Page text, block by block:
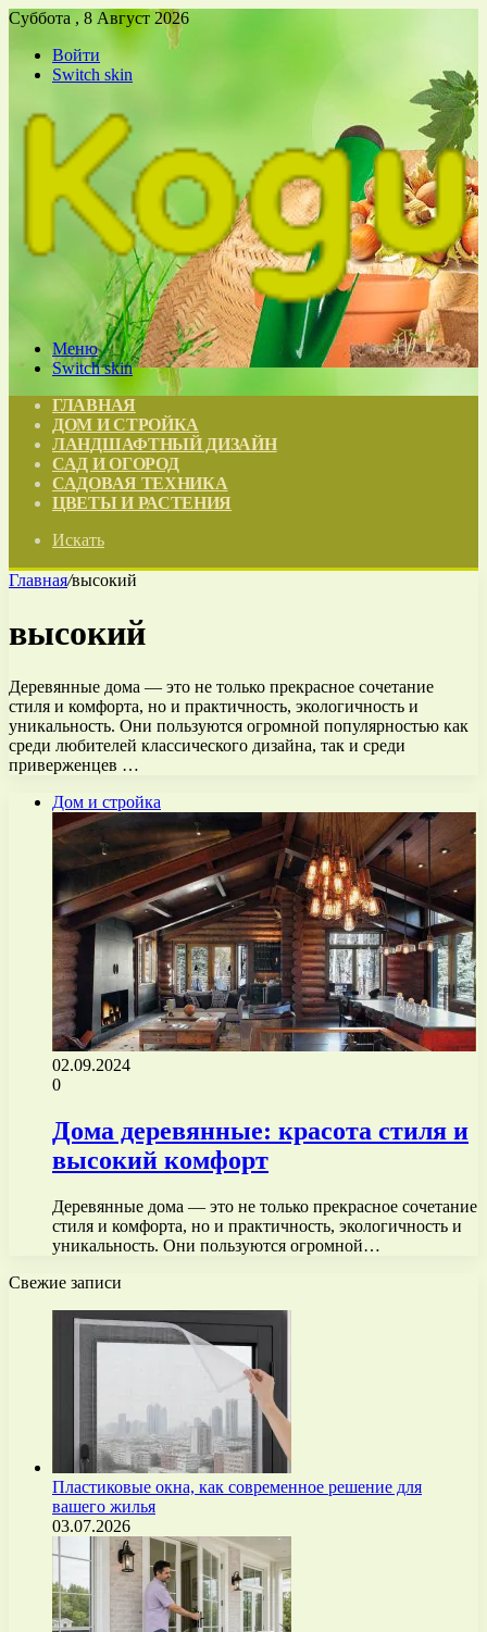
Суббота , 8 Август 2026
Войти
Switch skin
Меню
Switch skin
ГЛАВНАЯ
ДОМ И СТРОЙКА
ЛАНДШАФТНЫЙ ДИЗАЙН
САД И ОГОРОД
САДОВАЯ ТЕХНИКА
ЦВЕТЫ И РАСТЕНИЯ
Искать
Главная/высокий
высокий
Деревянные дома — это не только прекрасное сочетание
стиля и комфорта, но и практичность, экологичность и
уникальность. Они пользуются огромной популярностью как
среди любителей классического дизайна, так и среди
приверженцев …
Дом и стройка
02.09.2024
0
Дома деревянные: красота стиля и
высокий комфорт
Деревянные дома — это не только прекрасное сочетание
стиля и комфорта, но и практичность, экологичность и
уникальность. Они пользуются огромной…
Свежие записи
Пластиковые окна, как современное решение для
вашего жилья
03.07.2026